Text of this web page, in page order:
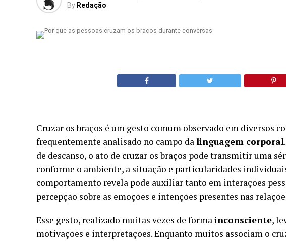
By Redação
Cruzar os braços é um gesto comum observado em diversos
frequentemente analisado no campo dalinguagem corporal
de descanso, o ato de cruzar os braços pode transmitir uma
conforme o ambiente, a situação e particularidades
comportamento revela pode auxiliar tanto em interações
percepção sobre as emoções e intenções presentes nas
Esse gesto, realizado muitas vezes de formainconsciente,
motivações e interpretações. Enquanto muitos associam o